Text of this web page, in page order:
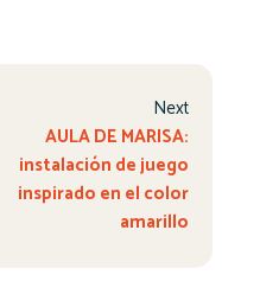
Next
AULA DE MARISA:
instalación de juego
inspirado en el color
amarillo